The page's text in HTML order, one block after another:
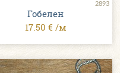
2893
Гобелен
17.50 € /м